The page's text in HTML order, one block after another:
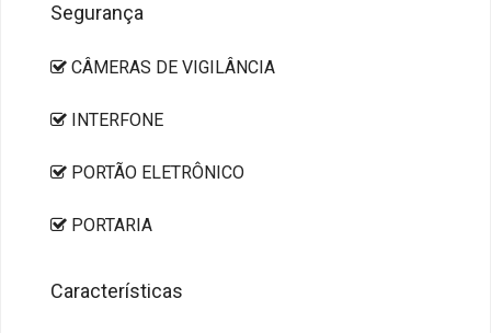
Segurança
CÂMERAS DE VIGILÂNCIA
INTERFONE
PORTÃO ELETRÔNICO
PORTARIA
Características